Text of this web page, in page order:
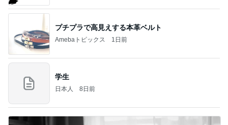
プチプラで高見えする本革ベルト
Amebaトピックス 1日前
学生
日本人 8日前